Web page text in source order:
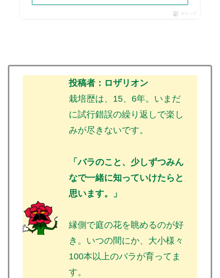
ポチップ
投稿者：ロザリオン
栽培歴は、15、6年。いまだ
に試行錯誤の繰り返しで楽し
みが尽きないです。
「バラのこと、少しずつみん
なで一緒に知っていけたらと
思います。」
縁側で庭の花を眺めるのが好
き。いつの間にか、大小様々
100本以上のバラが育ってま
す。